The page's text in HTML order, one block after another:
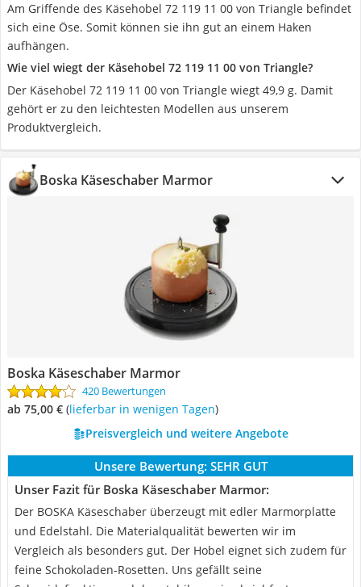
Am Griffende des Käsehobel 72 119 11 00 von Triangle befindet
sich eine Öse. Somit können sie ihn gut an einem Haken
aufhängen.
Wie viel wiegt der Käsehobel 72 119 11 00 von Triangle?
Der Käsehobel 72 119 11 00 von Triangle wiegt 49,9 g. Damit
gehört er zu den leichtesten Modellen aus unserem
Produktvergleich.
Boska Käseschaber Marmor
Boska Käseschaber Marmor
420 Bewertungen
ab 75,00 € ( Lieferbar in wenigen Tagen)
Preisvergleich und weitere Angebote
Unsere Bewertung: SEHR GUT
Unser Fazit für Boska Käseschaber Marmor:
Der BOSKA Käseschaber überzeugt mit edler Marmorplatte
und Edelstahl. Die Materialqualität bewerten wir im
Vergleich als besonders gut. Der Hobel eignet sich zudem für
feine Schokoladen-Rosetten. Uns gefällt seine